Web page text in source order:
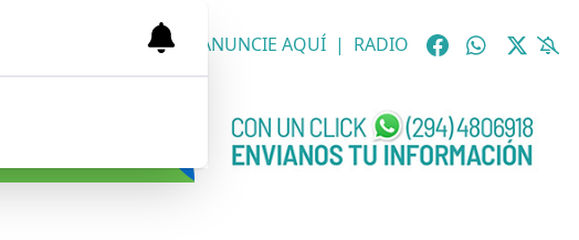
NECROLÓGICAS ANUNCIE AQUÍ | RADIO